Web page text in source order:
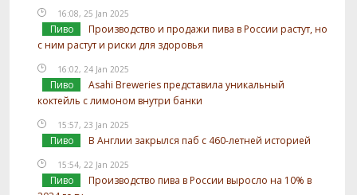
16:08, 25 Jan 2025
Пиво
Производство и продажи пива в России растут, но
с ним растут и риски для здоровья
16:02, 24 Jan 2025
Пиво
Asahi Breweries представила уникальный
коктейль с лимоном внутри банки
15:57, 23 Jan 2025
Пиво В Англии закрылся паб с 460-летней историей
15:54, 22 Jan 2025
Пиво
Производство пива в России выросло на 10% в